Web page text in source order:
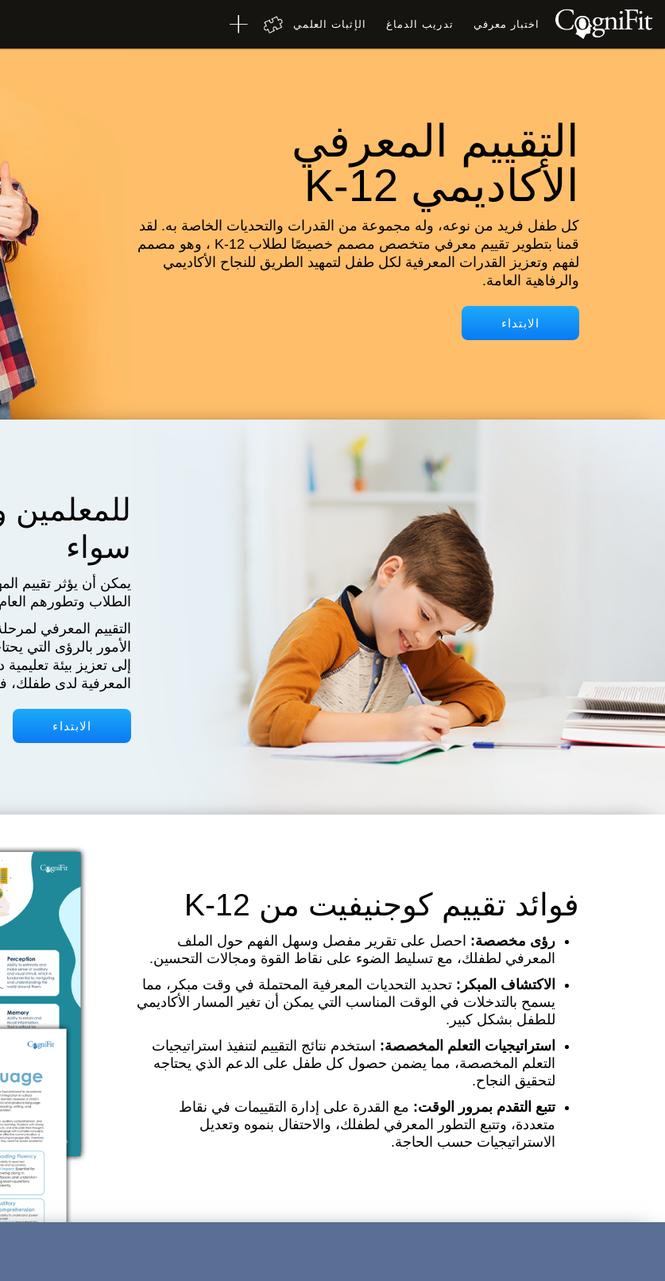
اختبار معرفي تدريب الدماغ الإثبات العلمي
التقييم المعرفي
الأكاديمي K-12
كل طفل فريد من نوعه، وله مجموعة من القدرات والتحديات الخاصة به. لقد
قمنا بتطوير تقييم معرفي متخصص مصمم خصيصًا لطلاب K-12 ، وهو مصمم
لفهم وتعزيز القدرات المعرفية لكل طفل لتمهيد الطريق للنجاح الأكاديمي
والرفاهية العامة.
الابتداء
للمعلمين
سواء
يمكن أن يؤثر تقييم
الطلاب وتطورهم
الأمور بالرؤى التي
إلى تعزيز بيئة
المعرفية لدى طفلك،
الابتداء
فوائد تقييم كوجنيفيت من K-12
رؤى مخصصة: احصل على تقرير مفصل وسهل الفهم حول الملف
المعرفي لطفلك، مع تسليط الضوء على نقاط القوة ومجالات التحسين.
الاكتشاف المبكر: تحديد التحديات المعرفية المحتملة في وقت مبكر، مما
يسمح بالتدخلات في الوقت المناسب التي يمكن أن تغير المسار الأكاديمي
للطفل بشكل كبير.
استراتيجيات التعلم المخصصة: استخدم نتائج التقييم لتنفيذ استراتيجيات
التعلم المخصصة، مما يضمن حصول كل طفل على الدعم الذي يحتاجه
لتحقيق النجاح.
تتبع التقدم بمرور الوقت: مع القدرة على إدارة التقييمات في نقاط
متعددة، وتتبع التطور المعرفي لطفلك، والاحتفال بنموه وتعديل
الاستراتيجيات حسب الحاجة.